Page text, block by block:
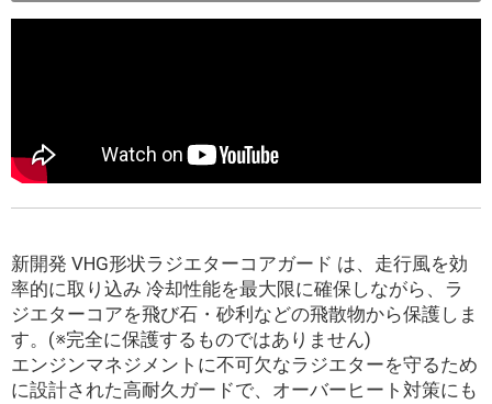
新開発 VHG形状ラジエターコアガード は、走行風を効
率的に取り込み 冷却性能を最大限に確保しながら、ラ
ジエターコアを飛び石・砂利などの飛散物から保護しま
す。(※完全に保護するものではありません)
エンジンマネジメントに不可欠なラジエターを守るため
に設計された高耐久ガードで、オーバーヒート対策にも